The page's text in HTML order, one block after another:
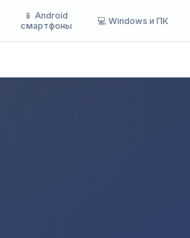
📱 Android
смартфоны
💻 Windows и ПК